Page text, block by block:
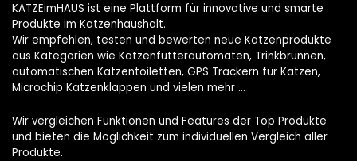
KATZEimHAUS ist eine Plattform für innovative und smarte
Produkte im Katzenhaushalt.
Wir empfehlen, testen und bewerten neue Katzenprodukte
aus Kategorien wie Katzenfutterautomaten, Trinkbrunnen,
automatischen Katzentoiletten, GPS Trackern für Katzen,
Microchip Katzenklappen und vielen mehr …
Wir vergleichen Funktionen und Features der Top Produkte
und bieten die Möglichkeit zum individuellen Vergleich aller
Produkte.